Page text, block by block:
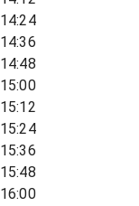
14:24
14:36
14:48
15:00
15:12
15:24
15:36
15:48
16:00